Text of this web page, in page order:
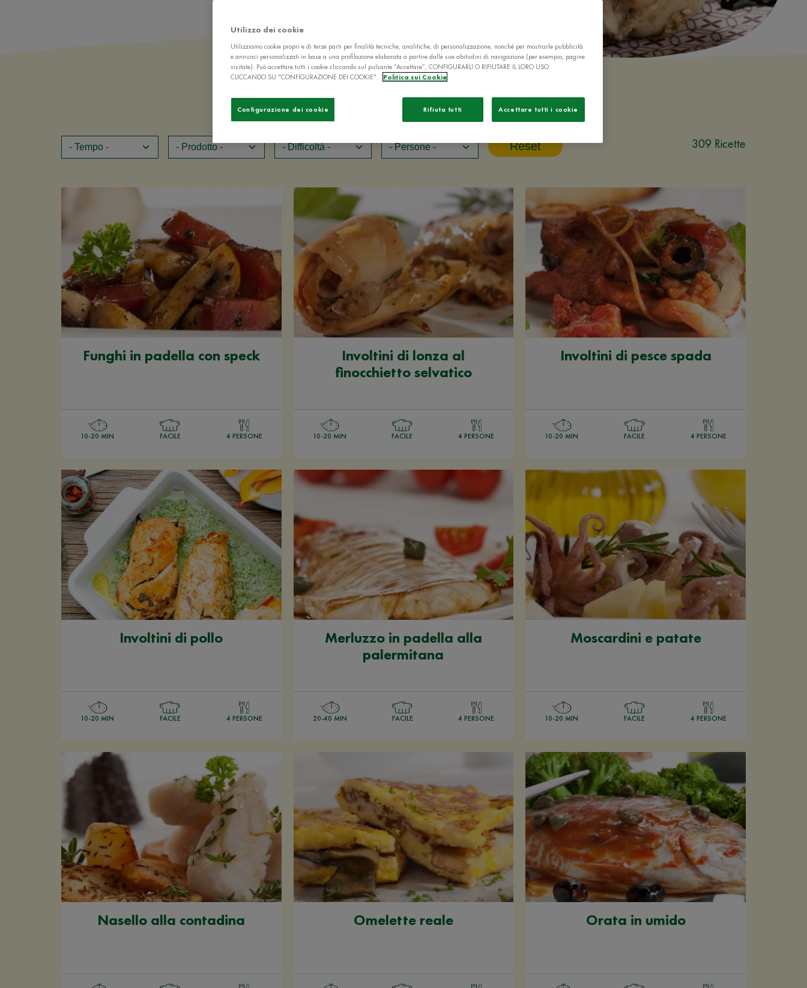
309 Ricette
Funghi in padella con speck
10-20 MIN FACILE 4 PERSONE
Involtini di lonza al
finocchietto selvatico
10-20 MIN FACILE 4 PERSONE
Involtini di pesce spada
10-20 MIN FACILE 4 PERSONE
Involtini di pollo
10-20 MIN FACILE 4 PERSONE
Merluzzo in padella alla
palermitana
20-40 MIN FACILE 4 PERSONE
Moscardini e patate
10-20 MIN FACILE 4 PERSONE
Nasello alla contadina Omelette reale Orata in umido
Utilizzo dei cookie
Utilizziamo cookie propri e di terze parti per finalità tecniche, analitiche, di personalizzazione, nonché per mostrarle pubblicità
e annunci personalizzati in base a una profilazione elaborata a partire dalle sue abitudini di navigazione (per esempio, pagine
visitate). Può accettare tutti i cookie cliccando sul pulsante “Accettare”, CONFIGURARLI O RIFIUTARE IL LORO USO
CLICCANDO SU "CONFIGURAZIONE DEI COOKIE".
Politica sui Cookie
Rifiuta tutti Accettare tutti i cookie
Configurazione dei cookie